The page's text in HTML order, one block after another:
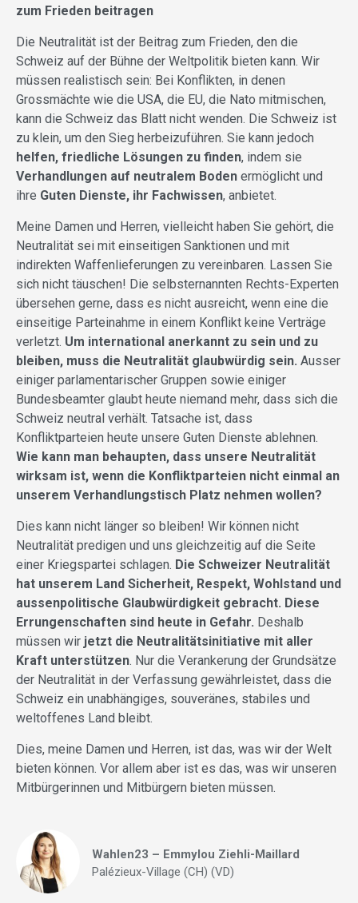
zum Frieden beitragen
Die Neutralität ist der Beitrag zum Frieden, den die
Schweiz auf der Bühne der Weltpolitik bieten kann. Wir
müssen realistisch sein: Bei Konflikten, in denen
Grossmächte wie die USA, die EU, die Nato mitmischen,
kann die Schweiz das Blatt nicht wenden. Die Schweiz ist
zu klein, um den Sieg herbeizuführen. Sie kann jedoch
helfen, friedliche Lösungen zu finden, indem sie
Verhandlungen auf neutralem Boden ermöglicht und
ihre Guten Dienste, ihr Fachwissen, anbietet.
Meine Damen und Herren, vielleicht haben Sie gehört, die
Neutralität sei mit einseitigen Sanktionen und mit
indirekten Waffenlieferungen zu vereinbaren. Lassen Sie
sich nicht täuschen! Die selbsternannten Rechts-Experten
übersehen gerne, dass es nicht ausreicht, wenn eine die
einseitige Parteinahme in einem Konflikt keine Verträge
verletzt. Um international anerkannt zu sein und zu
bleiben, muss die Neutralität glaubwürdig sein. Ausser
einiger parlamentarischer Gruppen sowie einiger
Bundesbeamter glaubt heute niemand mehr, dass sich die
Schweiz neutral verhält. Tatsache ist, dass
Konfliktparteien heute unsere Guten Dienste ablehnen.
Wie kann man behaupten, dass unsere Neutralität
wirksam ist, wenn die Konfliktparteien nicht einmal an
unserem Verhandlungstisch Platz nehmen wollen?
Dies kann nicht länger so bleiben! Wir können nicht
Neutralität predigen und uns gleichzeitig auf die Seite
einer Kriegspartei schlagen. Die Schweizer Neutralität
hat unserem Land Sicherheit, Respekt, Wohlstand und
aussenpolitische Glaubwürdigkeit gebracht. Diese
Errungenschaften sind heute in Gefahr. Deshalb
müssen wir jetzt die Neutralitätsinitiative mit aller
Kraft unterstützen. Nur die Verankerung der Grundsätze
der Neutralität in der Verfassung gewährleistet, dass die
Schweiz ein unabhängiges, souveränes, stabiles und
weltoffenes Land bleibt.
Dies, meine Damen und Herren, ist das, was wir der Welt
bieten können. Vor allem aber ist es das, was wir unseren
Mitbürgerinnen und Mitbürgern bieten müssen.
Wahlen23 – Emmylou Ziehli-Maillard
Palézieux-Village (CH) (VD)